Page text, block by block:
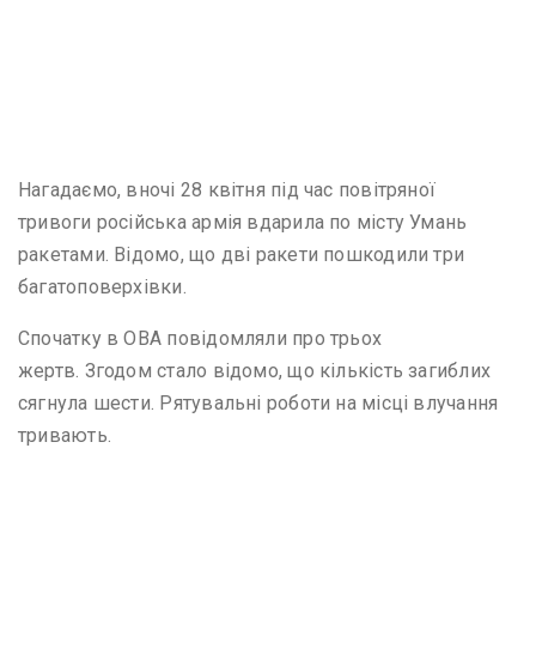
Нагадаємо, вночі 28 квітня під час повітряної
тривоги російська армія вдарила по місту Умань
ракетами. Відомо, що дві ракети пошкодили три
багатоповерхівки.
Спочатку в ОВА повідомляли про трьох
жертв. Згодом стало відомо, що кількість загиблих
сягнула шести. Рятувальні роботи на місці влучання
тривають.